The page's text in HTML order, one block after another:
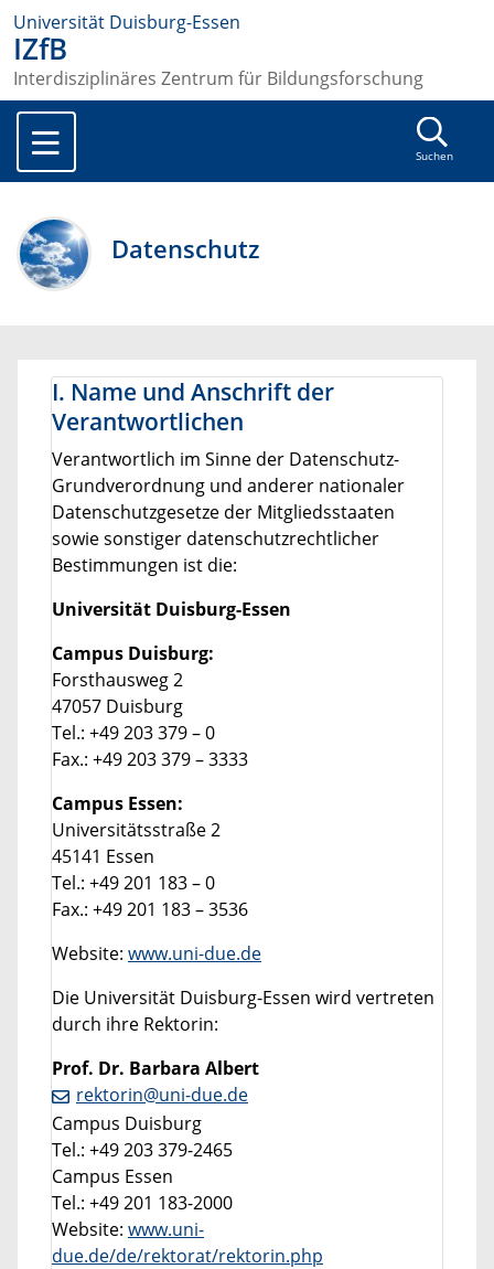
Universität Duisburg-Essen
IZfB
Interdisziplinäres Zentrum für Bildungsforschung
Suchen
Datenschutz
I. Name und Anschrift der
Verantwortlichen
Verantwortlich im Sinne der Datenschutz-
Grundverordnung und anderer nationaler
Datenschutzgesetze der Mitgliedsstaaten
sowie sonstiger datenschutzrechtlicher
Bestimmungen ist die:
Universität Duisburg-Essen
Campus Duisburg:
Forsthausweg 2
47057 Duisburg
Tel.: +49 203 379 – 0
Fax.: +49 203 379 – 3333
Campus Essen:
Universitätsstraße 2
45141 Essen
Tel.: +49 201 183 – 0
Fax.: +49 201 183 – 3536
Website: www.uni-due.de
Die Universität Duisburg-Essen wird vertreten
durch ihre Rektorin:
Prof. Dr. Barbara Albert
rektorin@uni-due.de
Campus Duisburg
Tel.: +49 203 379-2465
Campus Essen
Tel.: +49 201 183-2000
Website: www.uni-
due.de/de/rektorat/rektorin.php